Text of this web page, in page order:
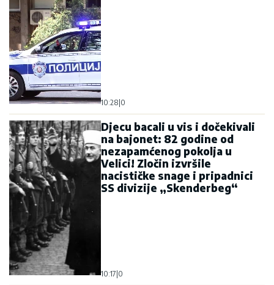
10:28 0
Djecu bacali u vis i dočekivali
na bajonet: 82 godine od
nezapamćenog pokolja u
Velici! Zločin izvršile
nacističke snage i pripadnici
SS divizije „Skenderbeg“
10:17 0